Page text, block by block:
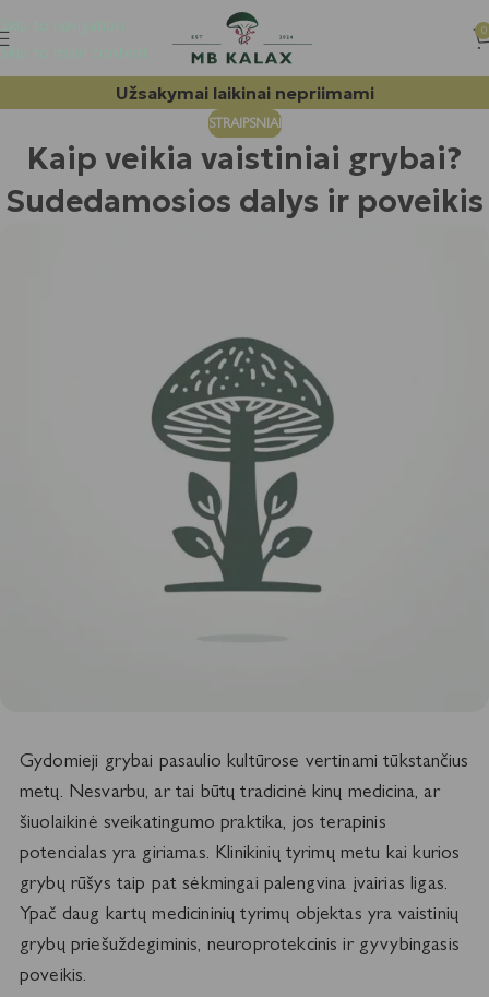
Skip to main content
0
Užsakymai laikinai nepriimami
STRAIPSNIAI
Kaip veikia vaistiniai grybai?
Sudedamosios dalys ir poveikis
Gydomieji grybai pasaulio kultūrose vertinami tūkstančius
metų. Nesvarbu, ar tai būtų tradicinė kinų medicina, ar
šiuolaikinė sveikatingumo praktika, jos terapinis
potencialas yra giriamas. Klinikinių tyrimų metu kai kurios
grybų rūšys taip pat sėkmingai palengvina įvairias ligas.
Ypač daug kartų medicininių tyrimų objektas yra vaistinių
grybų priešuždegiminis, neuroprotekcinis ir gyvybingasis
poveikis.